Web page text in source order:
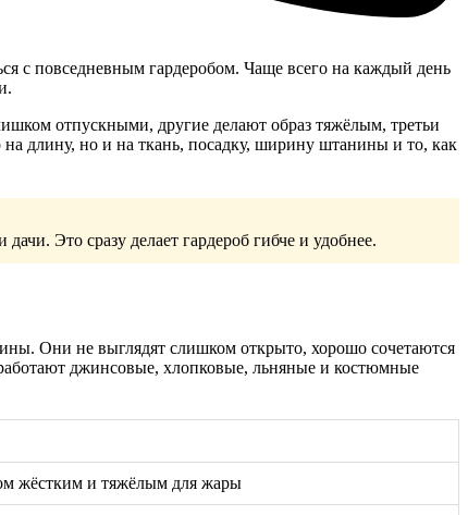
с повседневным гардеробом. Чаще всего на каждый день
отпускными, другие делают образ тяжёлым, третьи
на длину, но и на ткань, посадку, ширину штанины и то, как
Это сразу делает гардероб гибче и удобнее.
Они не выглядят слишком открыто, хорошо сочетаются
джинсовые, хлопковые, льняные и костюмные
жёстким и тяжёлым для жары